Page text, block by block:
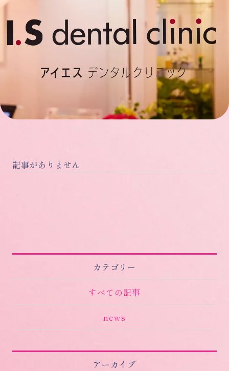
カテゴリー
すべての記事
news
アーカイブ
記事がありません